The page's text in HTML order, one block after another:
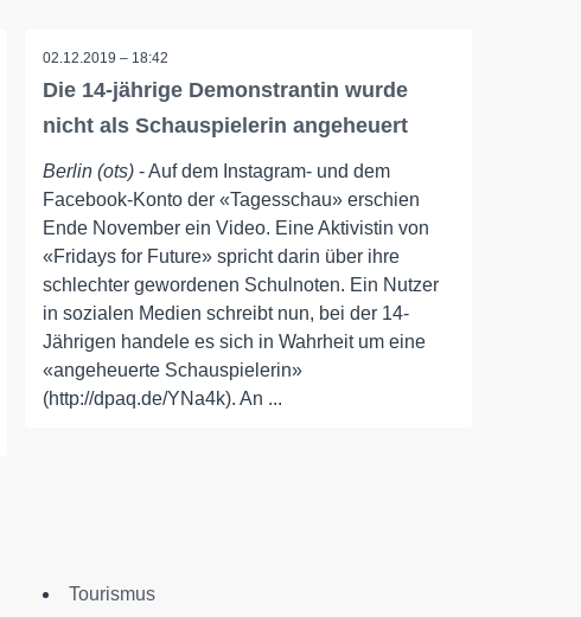
02.12.2019 – 18:42
Die 14-jährige Demonstrantin wurde
nicht als Schauspielerin angeheuert
Berlin (ots) - Auf dem Instagram- und dem
Facebook-Konto der «Tagesschau» erschien
Ende November ein Video. Eine Aktivistin von
«Fridays for Future» spricht darin über ihre
schlechter gewordenen Schulnoten. Ein Nutzer
in sozialen Medien schreibt nun, bei der 14-
Jährigen handele es sich in Wahrheit um eine
«angeheuerte Schauspielerin»
(http://dpaq.de/YNa4k). An ...
Tourismus